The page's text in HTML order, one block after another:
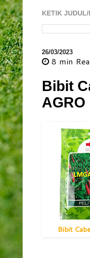
KETIK
26/03/2023
8 min
Bibit
AGRO
Bibit